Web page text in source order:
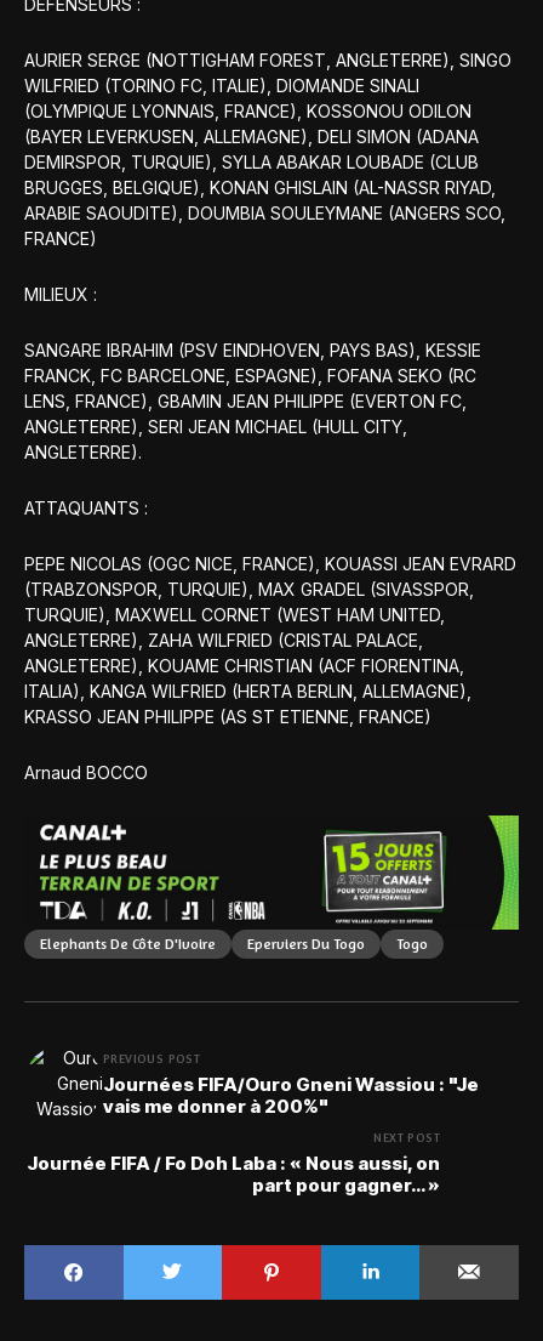
AURIER SERGE (NOTTIGHAM FOREST, ANGLETERRE), SINGO
WILFRIED (TORINO FC, ITALIE), DIOMANDE SINALI
(OLYMPIQUE LYONNAIS, FRANCE), KOSSONOU ODILON
(BAYER LEVERKUSEN, ALLEMAGNE), DELI SIMON (ADANA
DEMIRSPOR, TURQUIE), SYLLA ABAKAR LOUBADE (CLUB
BRUGGES, BELGIQUE), KONAN GHISLAIN (AL-NASSR RIYAD,
ARABIE SAOUDITE), DOUMBIA SOULEYMANE (ANGERS SCO,
FRANCE)
MILIEUX :
SANGARE IBRAHIM (PSV EINDHOVEN, PAYS BAS), KESSIE
FRANCK, FC BARCELONE, ESPAGNE), FOFANA SEKO (RC
LENS, FRANCE), GBAMIN JEAN PHILIPPE (EVERTON FC,
ANGLETERRE), SERI JEAN MICHAEL (HULL CITY,
ANGLETERRE).
ATTAQUANTS :
PEPE NICOLAS (OGC NICE, FRANCE), KOUASSI JEAN EVRARD
(TRABZONSPOR, TURQUIE), MAX GRADEL (SIVASSPOR,
TURQUIE), MAXWELL CORNET (WEST HAM UNITED,
ANGLETERRE), ZAHA WILFRIED (CRISTAL PALACE,
ANGLETERRE), KOUAME CHRISTIAN (ACF FIORENTINA,
ITALIA), KANGA WILFRIED (HERTA BERLIN, ALLEMAGNE),
KRASSO JEAN PHILIPPE (AS ST ETIENNE, FRANCE)
Arnaud BOCCO
Elephants De Côte D'Ivoire Eperviers Du Togo Togo
PREVIOUS POST
Journées FIFA/Ouro Gneni Wassiou : "Je
vais me donner à 200%"
NEXT POST
Journée FIFA / Fo Doh Laba : « Nous aussi, on
part pour gagner… »